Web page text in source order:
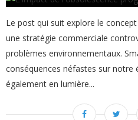
Le post qui suit explore le
une stratégie commerciale
problèmes environnementaux.
conséquences néfastes sur
également en lumière...